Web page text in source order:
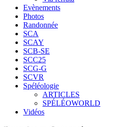
Evènements
Photos
Randonnée
SCA
SCAY
SCB-SE
SCC25
SCG-G
SCVR
Spéléologie
ARTICLES
SPÉLÉOWORLD
Vidéos